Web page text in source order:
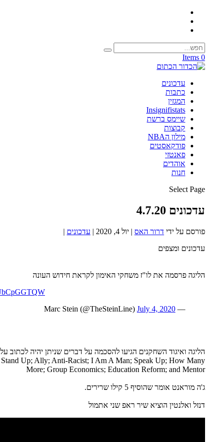
0 Items
עדכונים
כתבות
המגזין
Insignifistats
שיימס ברשת
קבוצות
מילון הNBA
פודקאסטים
פאנטזי
אוהדים
חנות
Select Page
עדכונים 4.7.20
פורסם על ידי דרור האס | יול 4, 2020 | עדכונים |
עדכונים ומצפים
הליגה פרסמה את לו"ז משחקי האימון לקראת חידוש העונה
— Marc Stein (@TheSteinLine)
July 4, 2020
Stand Up; Ally; Anti-Racist; I Am A Man; Speak Up; How Many
More; Group Economics; Education Reform; and Mentor
ג'ה מוראנט אומר שהוסיף 5 קילו שרירים.
דנזל ואלנטין הוציא שיר ראפ שני אתמול